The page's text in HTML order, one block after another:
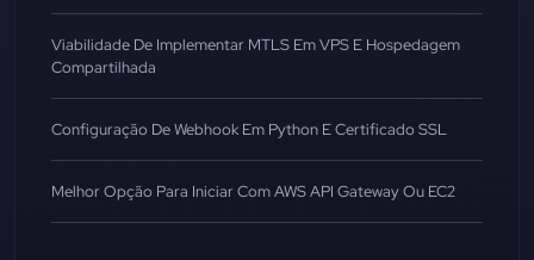
Viabilidade De Implementar MTLS Em VPS E Hospedagem
Compartilhada
Configuração De Webhook Em Python E Certificado SSL
Melhor Opção Para Iniciar Com AWS API Gateway Ou EC2